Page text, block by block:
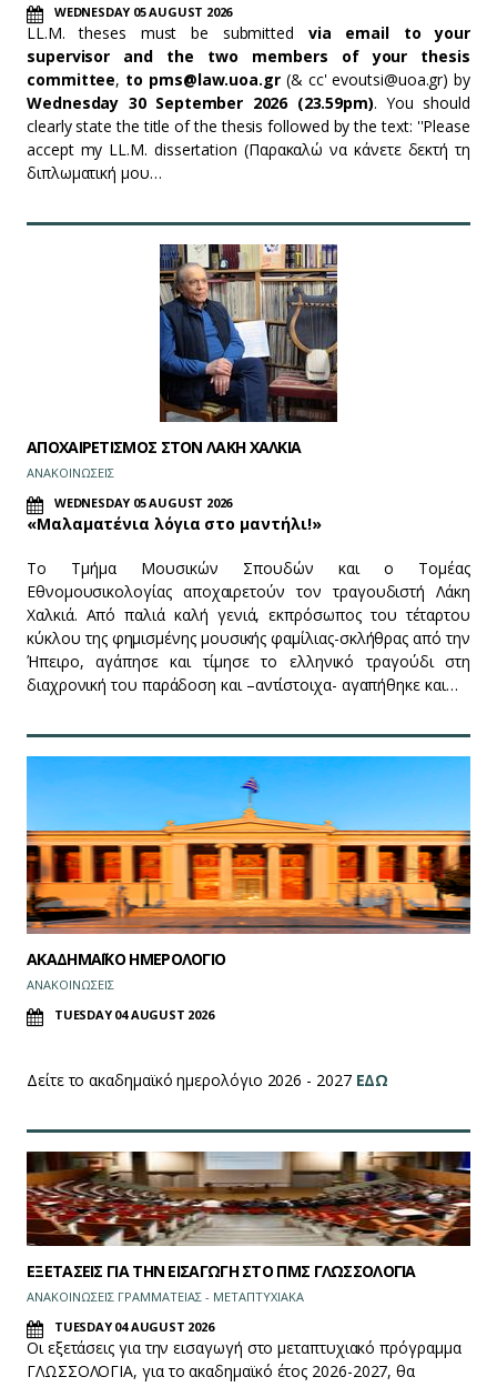
WEDNESDAY 05 AUGUST 2026
LL.M. theses must be submitted via email to your
supervisor and the two members of your thesis
committee, to pms@law.uoa.gr (& cc' evoutsi@uoa.gr) by
Wednesday 30 September 2026 (23.59pm). You should
clearly state the title of the thesis followed by the text: ''Please
accept my LL.M. dissertation (Παρακαλώ να κάνετε δεκτή τη
διπλωματική μου…
ΑΠΟΧΑΙΡΕΤΙΣΜΟΣ ΣΤΟΝ ΛΑΚΗ ΧΑΛΚΙΑ
ΑΝΑΚΟΙΝΩΣΕΙΣ
WEDNESDAY 05 AUGUST 2026
«Μαλαματένια λόγια στο μαντήλι!»
Το Τμήμα Μουσικών Σπουδών και ο Τομέας
Εθνομουσικολογίας αποχαιρετούν τον τραγουδιστή Λάκη
Χαλκιά. Από παλιά καλή γενιά, εκπρόσωπος του τέταρτου
κύκλου της φημισμένης μουσικής φαμίλιας-σκλήθρας από την
Ήπειρο, αγάπησε και τίμησε το ελληνικό τραγούδι στη
διαχρονική του παράδοση και –αντίστοιχα- αγαπήθηκε και…
ΑΚΑΔΗΜΑΪΚΟ ΗΜΕΡΟΛΟΓΙΟ
ΑΝΑΚΟΙΝΩΣΕΙΣ
TUESDAY 04 AUGUST 2026
Δείτε το ακαδημαϊκό ημερολόγιο 2026 - 2027 ΕΔΩ
ΕΞΕΤΑΣΕΙΣ ΓΙΑ ΤΗΝ ΕΙΣΑΓΩΓΗ ΣΤΟ ΠΜΣ ΓΛΩΣΣΟΛΟΓΙΑ
ΑΝΑΚΟΙΝΩΣΕΙΣ ΓΡΑΜΜΑΤΕΙΑΣ - ΜΕΤΑΠΤΥΧΙΑΚΑ
TUESDAY 04 AUGUST 2026
Οι εξετάσεις για την εισαγωγή στο μεταπτυχιακό πρόγραμμα
ΓΛΩΣΣΟΛΟΓΙΑ, για το ακαδημαϊκό έτος 2026-2027, θα